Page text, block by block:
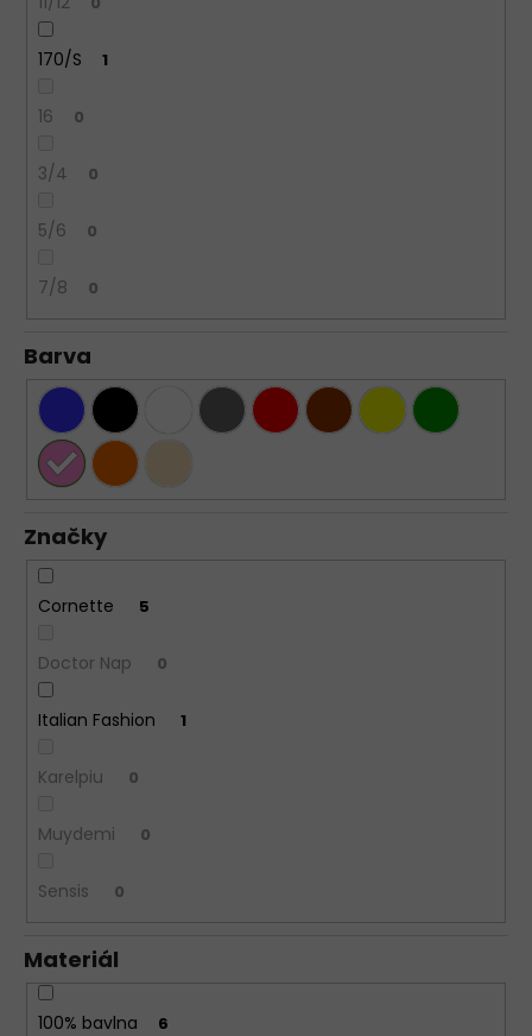
170/S 1
16 0
3/4 0
5/6 0
7/8 0
Barva
Značky
Cornette 5
Doctor Nap 0
Italian Fashion 1
Karelpiu 0
Muydemi 0
Sensis 0
Materiál
100% bavlna 6